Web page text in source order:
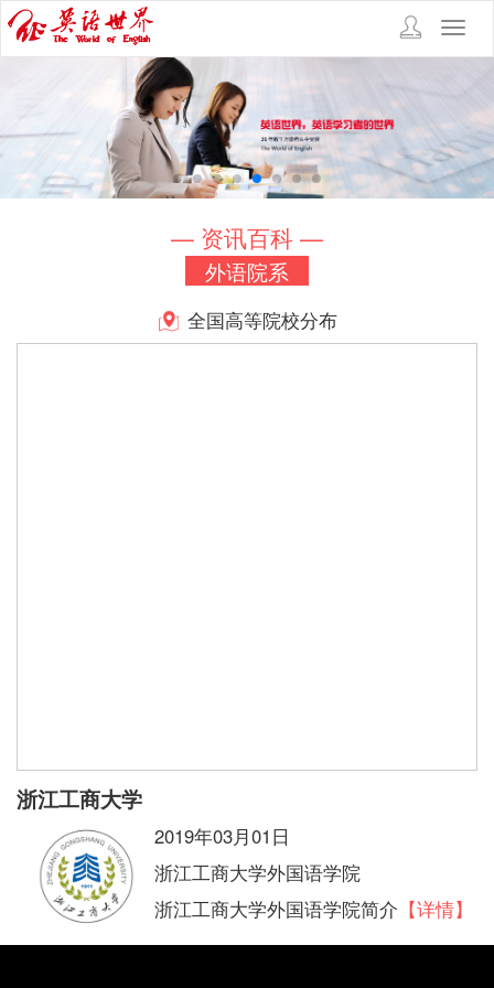
— 资讯百科 —
外语院系
全国高等院校分布
浙江工商大学
2019年03月01日
浙江工商大学外国语学院
浙江工商大学外国语学院简介 【详情】